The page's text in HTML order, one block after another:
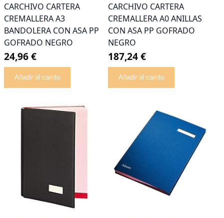
CARCHIVO CARTERA
CREMALLERA A3
BANDOLERA CON ASA PP
GOFRADO NEGRO
24,96 €
Añadir al carrito
CARCHIVO CARTERA
CREMALLERA A0 ANILLAS
CON ASA PP GOFRADO
NEGRO
187,24 €
Añadir al carrito